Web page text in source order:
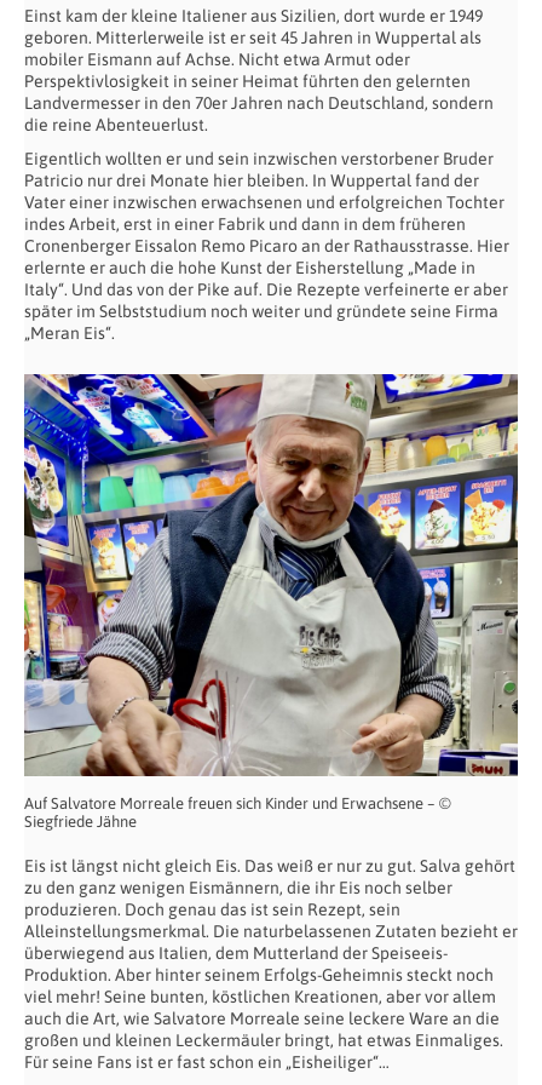
Einst kam der kleine Italiener aus Sizilien, dort wurde er 1949
geboren. Mitterlerweile ist er seit 45 Jahren in Wuppertal als
mobiler Eismann auf Achse. Nicht etwa Armut oder
Perspektivlosigkeit in seiner Heimat führten den gelernten
Landvermesser in den 70er Jahren nach Deutschland, sondern
die reine Abenteuerlust.
Eigentlich wollten er und sein inzwischen verstorbener Bruder
Patricio nur drei Monate hier bleiben. In Wuppertal fand der
Vater einer inzwischen erwachsenen und erfolgreichen Tochter
indes Arbeit, erst in einer Fabrik und dann in dem früheren
Cronenberger Eissalon Remo Picaro an der Rathausstrasse. Hier
erlernte er auch die hohe Kunst der Eisherstellung „Made in
Italy“. Und das von der Pike auf. Die Rezepte verfeinerte er aber
später im Selbststudium noch weiter und gründete seine Firma
„Meran Eis“.
Auf Salvatore Morreale freuen sich Kinder und Erwachsene – ©
Siegfriede Jähne
Eis ist längst nicht gleich Eis. Das weiß er nur zu gut. Salva gehört
zu den ganz wenigen Eismännern, die ihr Eis noch selber
produzieren. Doch genau das ist sein Rezept, sein
Alleinstellungsmerkmal. Die naturbelassenen Zutaten bezieht er
überwiegend aus Italien, dem Mutterland der Speiseeis-
Produktion. Aber hinter seinem Erfolgs-Geheimnis steckt noch
viel mehr! Seine bunten, köstlichen Kreationen, aber vor allem
auch die Art, wie Salvatore Morreale seine leckere Ware an die
großen und kleinen Leckermäuler bringt, hat etwas Einmaliges.
Für seine Fans ist er fast schon ein „Eisheiliger“…